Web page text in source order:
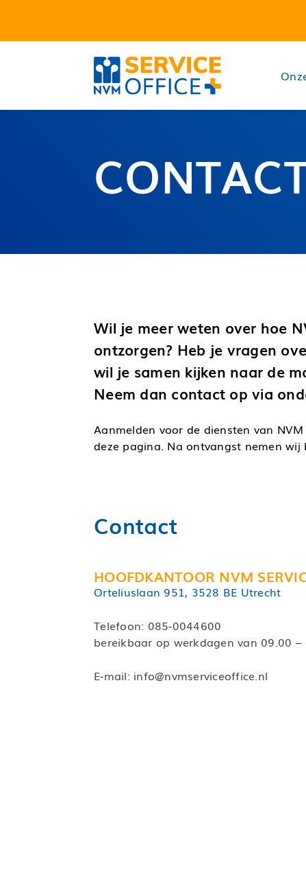
Wil je meer weten over hoe
ontzorgen? Heb je vragen
wil je samen kijken naar de
Neem dan contact op via
Aanmelden voor de diensten van
deze pagina. Na ontvangst nemen
Contact
HOOFDKANTOOR NVM
Orteliuslaan 951, 3528 BE Utrecht
Telefoon: 085-0044600
bereikbaar op werkdagen van 09.00 –
E-mail: info@nvmserviceoffice.nl